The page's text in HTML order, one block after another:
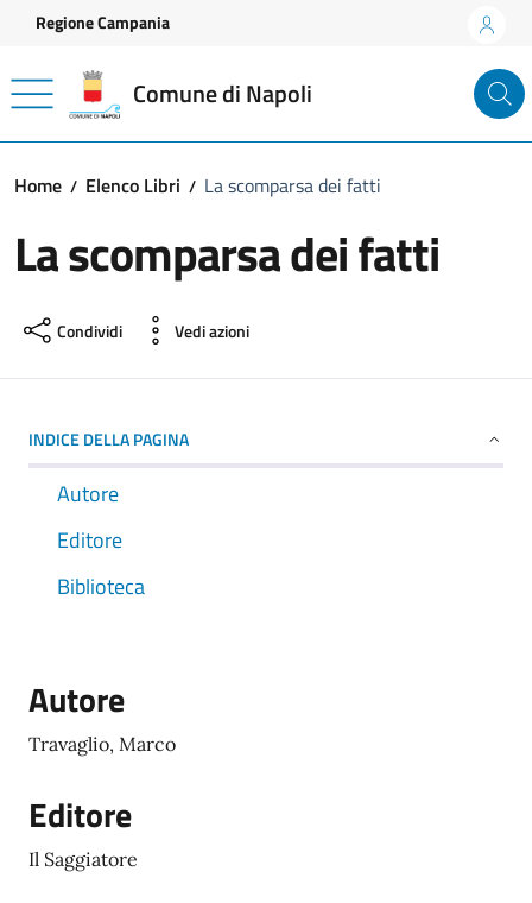
Vai ai contenuti
Vai al footer
Regione Campania
Comune di Napoli
Home Elenco Libri La scomparsa dei fatti
La scomparsa dei fatti
Condividi Vedi azioni
INDICE DELLA PAGINA
Autore
Editore
Biblioteca
Autore
Travaglio, Marco
Editore
Il Saggiatore